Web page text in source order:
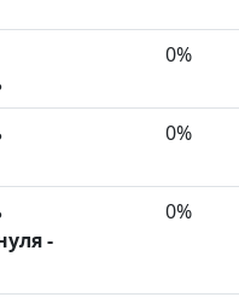
0%
0%
-
0%